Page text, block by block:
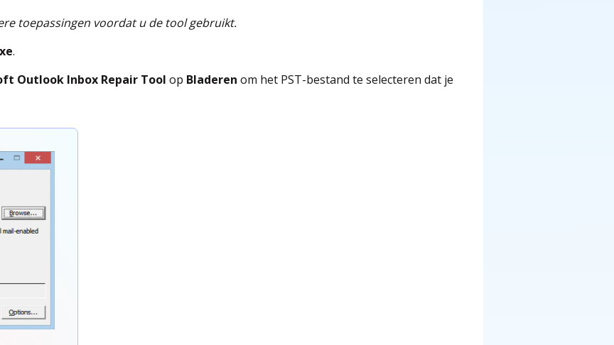
toepassingen voordat u de tool gebruikt.
.
Outlook Inbox Repair Toolop Bladerenom het PST-bestand te selecteren dat je